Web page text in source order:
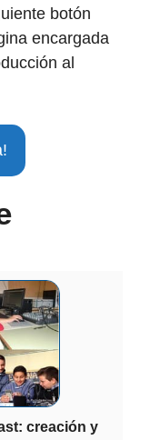
botón
encargada
al
creación y